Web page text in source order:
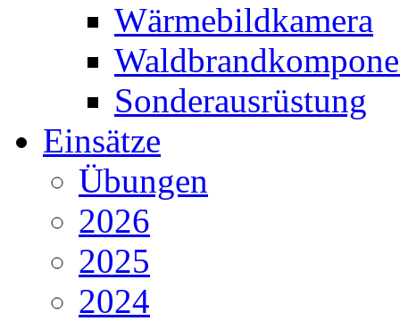
Wärmebildkamera
Sonderausrüstung
Einsätze
Übungen
2026
2025
2024